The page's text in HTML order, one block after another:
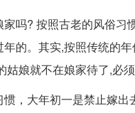
吗? 按照古老的风俗习
的。其实,按照传统的
娘就不在娘家待了,必须
，大年初一是禁止嫁出